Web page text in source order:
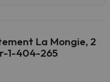
La Mongie, 2
1-404-265